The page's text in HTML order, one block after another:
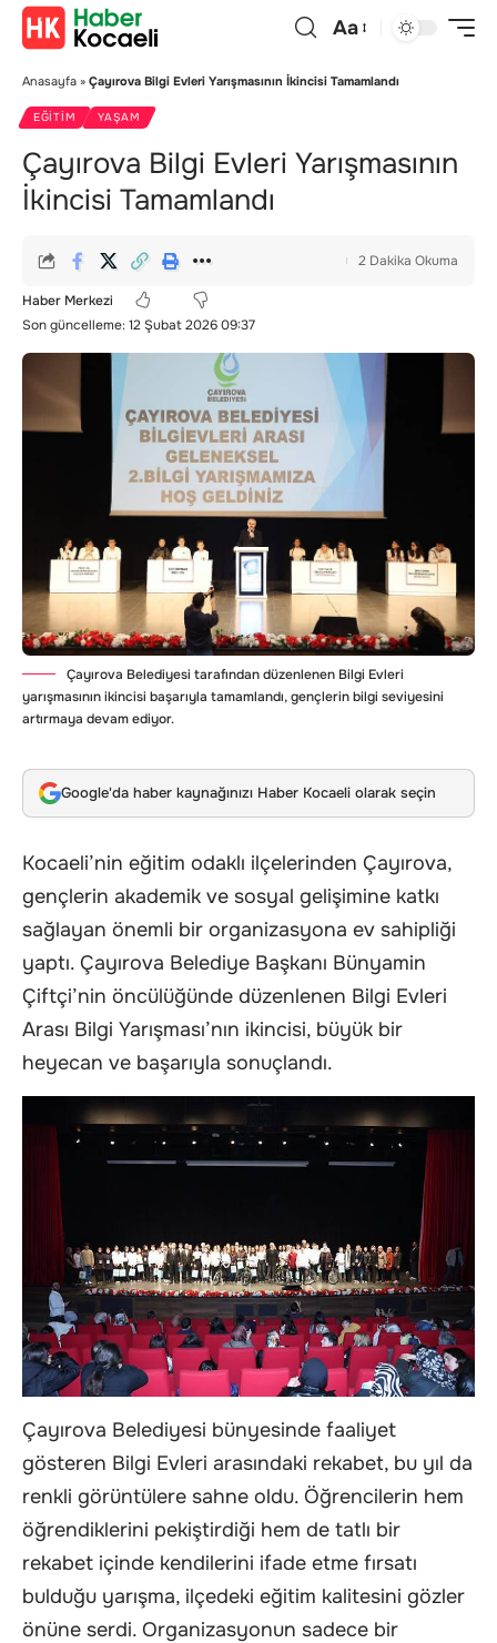
Aa
Anasayfa » Çayırova Bilgi Evleri Yarışmasının İkincisi Tamamlandı
EĞITIM YAŞAM
Çayırova Bilgi Evleri Yarışmasının
İkincisi Tamamlandı
Son güncelleme: 12 Şubat 2026 09:37
Haber Merkezi
2 Dakika Okuma
Çayırova Belediyesi tarafından düzenlenen Bilgi Evleri
yarışmasının ikincisi başarıyla tamamlandı, gençlerin bilgi seviyesini
artırmaya devam ediyor.
Google'da haber kaynağınızı Haber Kocaeli olarak seçin
Kocaeli’nin eğitim odaklı ilçelerinden Çayırova,
gençlerin akademik ve sosyal gelişimine katkı
sağlayan önemli bir organizasyona ev sahipliği
yaptı. Çayırova Belediye Başkanı Bünyamin
Çiftçi’nin öncülüğünde düzenlenen Bilgi Evleri
Arası Bilgi Yarışması’nın ikincisi, büyük bir
heyecan ve başarıyla sonuçlandı.
Çayırova Belediyesi bünyesinde faaliyet
gösteren Bilgi Evleri arasındaki rekabet, bu yıl da
renkli görüntülere sahne oldu. Öğrencilerin hem
öğrendiklerini pekiştirdiği hem de tatlı bir
rekabet içinde kendilerini ifade etme fırsatı
bulduğu yarışma, ilçedeki eğitim kalitesini gözler
önüne serdi. Organizasyonun sadece bir